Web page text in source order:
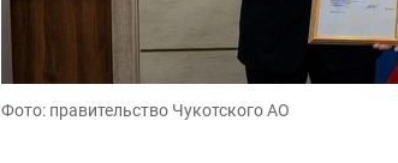
Фото: правительство Чукотского АО